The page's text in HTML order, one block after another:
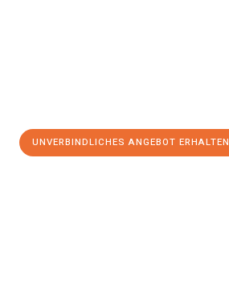
UNVERBINDLICHES ANGEBOT ERHALTEN